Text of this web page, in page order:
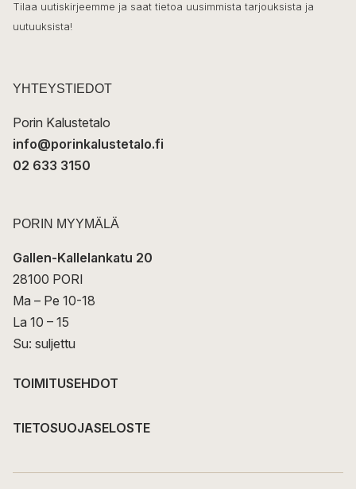
o
k
t
Tilaa uutiskirjeemme ja saat tietoa uusimmista tarjouksista ja
uutuuksista!
YHTEYSTIEDOT
Porin Kalustetalo
info@porinkalustetalo.fi
02 633 3150
PORIN MYYMÄLÄ
Gallen-Kallelankatu 20
28100 PORI
Ma – Pe 10-18
La 10 – 15
Su: suljettu
TOIMITUSEHDOT
TIETOSUOJASELOSTE